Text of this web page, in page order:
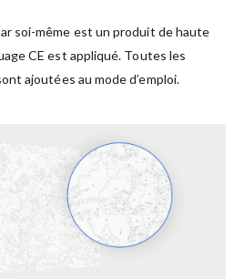
soi-même est un produit de haute
CE est appliqué. Toutes les
ajoutées au mode d’emploi.